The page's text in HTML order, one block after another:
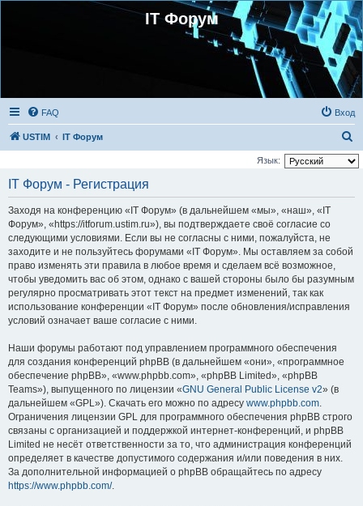
IT Форум
FAQ Вход
USTIM IT Форум
о
Язык:
IT Форум - Регистрация
Заходя на конференцию «IT Форум» (в дальнейшем «мы», «наш», «IT
Форум», «https://itforum.ustim.ru»), вы подтверждаете своё согласие со
следующими условиями. Если вы не согласны с ними, пожалуйста, не
заходите и не пользуйтесь форумами «IT Форум». Мы оставляем за собой
право изменять эти правила в любое время и сделаем всё возможное,
чтобы уведомить вас об этом, однако с вашей стороны было бы разумным
регулярно просматривать этот текст на предмет изменений, так как
использование конференции «IT Форум» после обновления/исправления
условий означает ваше согласие с ними.
Наши форумы работают под управлением программного обеспечения
для создания конференций phpBB (в дальнейшем «они», «программное
обеспечение phpBB», «www.phpbb.com», «phpBB Limited», «phpBB
Teams»), выпущенного по лицензии «GNU General Public License v2» (в
дальнейшем «GPL»). Скачать его можно по адресу www.phpbb.com.
Ограничения лицензии GPL для программного обеспечения phpBB строго
связаны с организацией и поддержкой интернет-конференций, и phpBB
Limited не несёт ответственности за то, что администрация конференций
определяет в качестве допустимого содержания и/или поведения в них.
За дополнительной информацией о phpBB обращайтесь по адресу
https://www.phpbb.com/.